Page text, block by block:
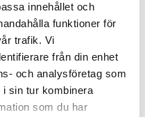
innehållet och
funktioner för
trafik. Vi
från din enhet
och analysföretag som
sin tur kombinera
som du har
fel: ”Kommer